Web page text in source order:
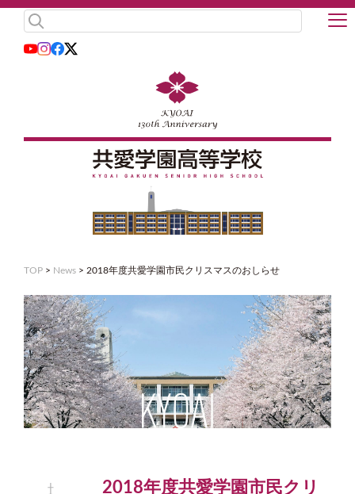
TOP > News > 2018年度共愛学園市民クリスマスのおしらせ
2018年度共愛学園市民クリ